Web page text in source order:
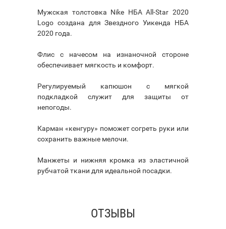
Мужская толстовка Nike НБА All-Star 2020
Logo создана для Звездного Уикенда НБА
2020 года.
Флис с начесом на изнаночной стороне
обеспечивает мягкость и комфорт.
Регулируемый капюшон с мягкой
подкладкой служит для защиты от
непогоды.
Карман «кенгуру» поможет согреть руки или
сохранить важные мелочи.
Манжеты и нижняя кромка из эластичной
рубчатой ткани для идеальной посадки.
ОТЗЫВЫ